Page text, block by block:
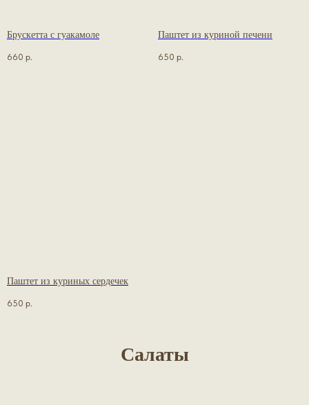
Брускетта с гуакамоле
660 р.
Паштет из куриной печени
650 р.
Паштет из куриных сердечек
650 р.
Салаты